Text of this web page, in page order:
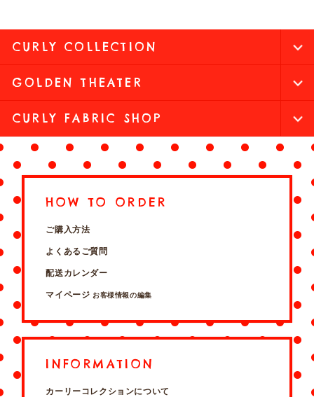
CURLY COLLECTION
GOLDEN THEATER
CURLY FABRIC SHOP
HOW TO ORDER
ご購入方法
よくあるご質問
配送カレンダー
マイページ お客様情報の編集
INFORMATION
カーリーコレクションについて